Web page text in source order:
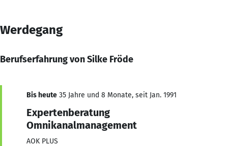
Werdegang
Berufserfahrung von Silke Fröde
Bis heute 35 Jahre und 8 Monate, seit Jan. 1991
Expertenberatung
Omnikanalmanagement
AOK PLUS